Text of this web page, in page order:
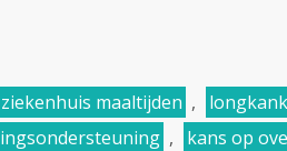
ziekenhuis maaltijden ,
, kans op